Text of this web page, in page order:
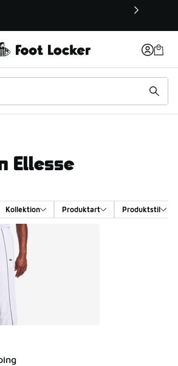
in einem neuen Fenster
Ellesse
Kollektion Produktart Produktstil